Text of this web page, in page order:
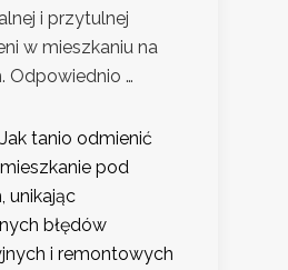
i przytulnej
w mieszkaniu na
Odpowiednio …
Jak tanio odmienić
mieszkanie pod
unikając
błędów
i remontowych